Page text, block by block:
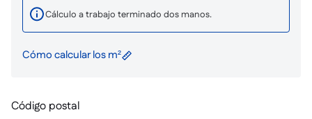
Cálculo a trabajo terminado dos manos.
Cómo calcular los m²
Código postal